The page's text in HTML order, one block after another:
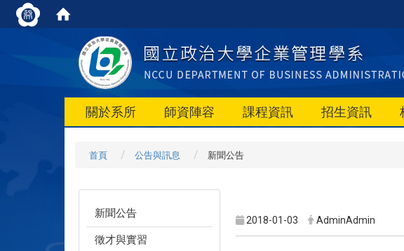
關於系所 師資陣容 課程資訊 招生資訊
首頁 公告與訊息 新聞公告
新聞公告
徵才與實習
2018-01-03 AdminAdmin